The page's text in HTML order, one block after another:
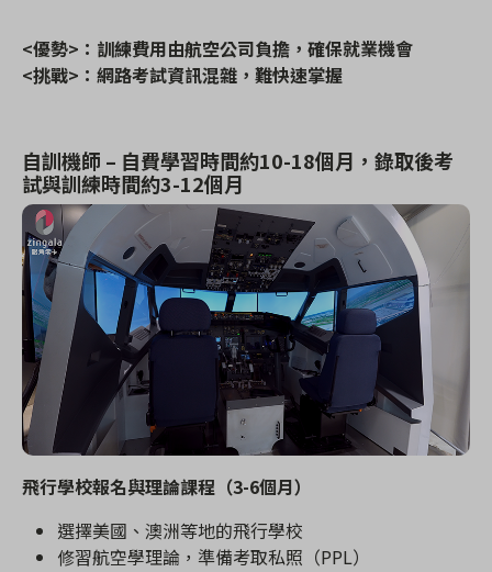
<優勢>：訓練費用由航空公司負擔，確保就業機會
<挑戰>： 網路考試資訊混雜，難快速掌握
自訓機師 – 自費學習時間約10-18個月，錄取後考
試與訓練時間約3-12個月
飛行學校報名與理論課程（3-6個月）
選擇美國、澳洲等地的飛行學校
修習航空學理論，準備考取私照（PPL）